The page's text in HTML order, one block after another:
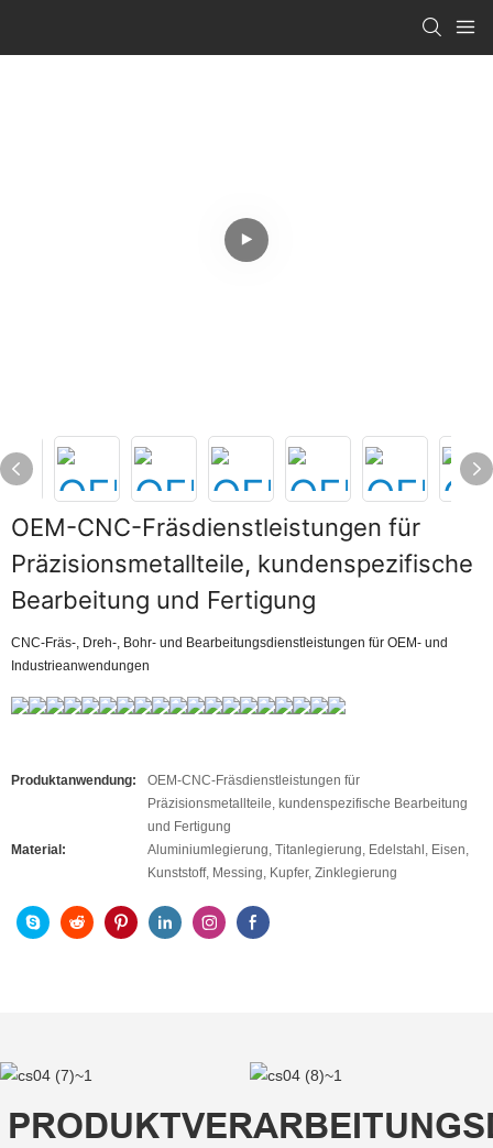
OEM-CNC-Fräsdienstleistungen für
Präzisionsmetallteile, kundenspezifische
Bearbeitung und Fertigung
CNC-Fräs-, Dreh-, Bohr- und Bearbeitungsdienstleistungen für OEM- und
Industrieanwendungen
Produktanwendung:
OEM-CNC-Fräsdienstleistungen für
Präzisionsmetallteile, kundenspezifische Bearbeitung
und Fertigung
Material:
Aluminiumlegierung, Titanlegierung, Edelstahl, Eisen,
Kunststoff, Messing, Kupfer, Zinklegierung